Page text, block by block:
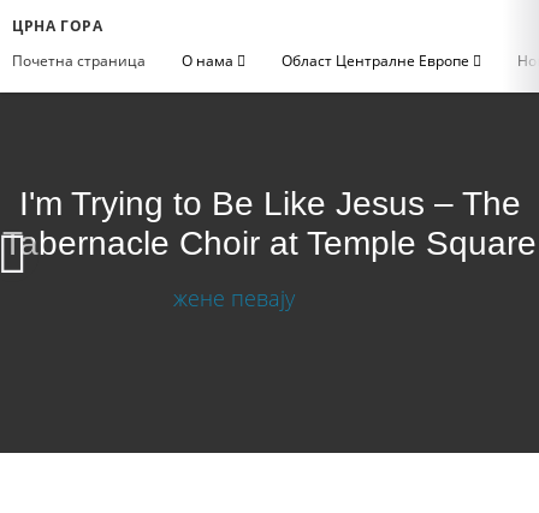
ЦРНА ГОРА
Почетна страница
О нама Област Централне Европе
I'm Trying to Be Like Jesus – The
Tabernacle Choir at Temple Square